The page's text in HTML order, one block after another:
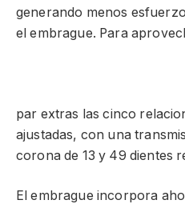
generando menos
el embrague. Para
par extras las cinco
ajustadas, con una
corona de 13 y 49 dientes
El embrague incorpora